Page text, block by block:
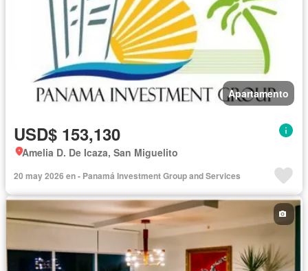
Apartamento
USD$ 153,130
Amelia D. De Icaza, San Miguelito
20 may 2026 en - Panamá Investment Group and Services